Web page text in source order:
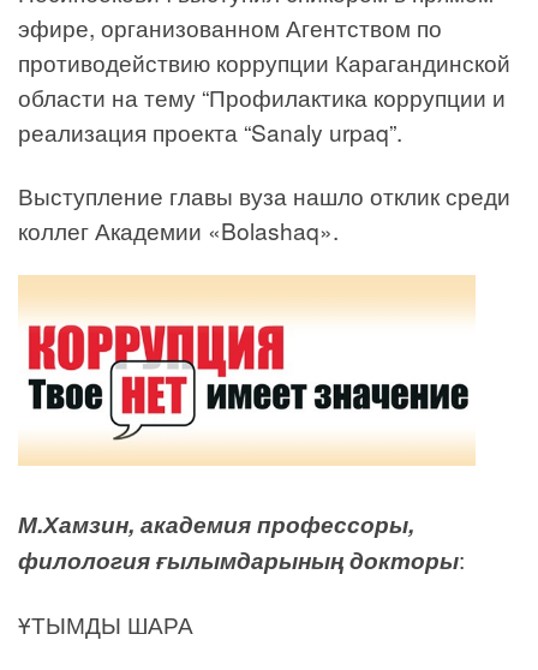
эфире, организованном Агентством по
противодействию коррупции Карагандинской
области на тему “Профилактика коррупции и
реализация проекта “Sanaly urpaq”.
Выступление главы вуза нашло отклик среди
коллег Академии «Bolashaq».
М.Хамзин, академия профессоры,
филология ғылымдарының докторы:
ҰТЫМДЫ ШАРА